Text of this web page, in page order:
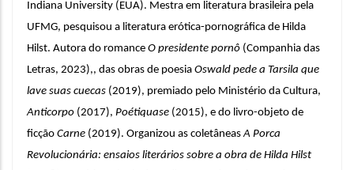
Indiana University (EUA). Mestra em literatura brasileira pela
UFMG, pesquisou a literatura erótica-pornográfica de Hilda
Hilst. Autora do romance O presidente pornô (Companhia das
Letras, 2023),, das obras de poesia Oswald pede a Tarsila que
lave suas cuecas
Anticorpo (2017), Poétiquase (2015), e do livro-objeto de
ficção Carne (2019). Organizou as coletâneas A Porca
Revolucionária: ensaios literários sobre a obra de Hilda Hilst